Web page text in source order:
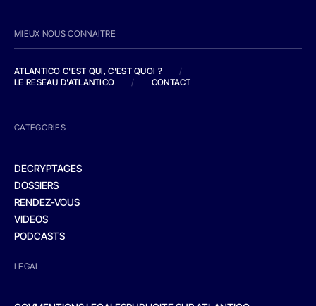
MIEUX NOUS CONNAITRE
ATLANTICO C'EST QUI, C'EST QUOI ?
/
LE RESEAU D'ATLANTICO
/ CONTACT
CATEGORIES
DECRYPTAGES
DOSSIERS
RENDEZ-VOUS
VIDEOS
PODCASTS
LEGAL